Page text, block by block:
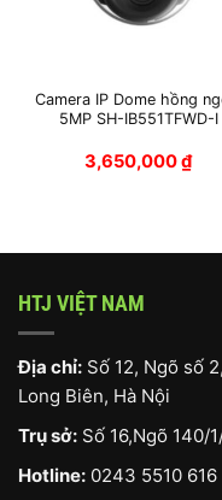
Camera IP Dome hồng
5MP SH-IB551TFWD-I
3,650,000₫
HTJ VIỆT NAM
Địa chỉ: Số 12, Ngõ số
Long Biên, Hà Nội
Trụ sở: Số 16,Ngõ 140/
Hotline: 0243 5510 616